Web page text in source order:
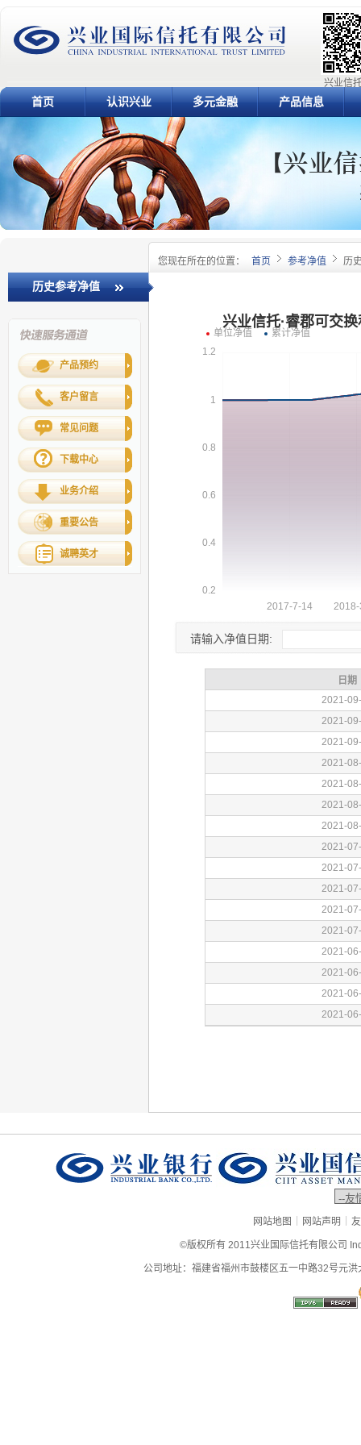
兴业信
首页 认识兴业 多元金融 产品信息
您现在所在的位置： 首页 参考净值 历
历史参考净值
产品预约
客户留言
常见问题
下载中心
业务介绍
重要公告
诚聘英才
请输入净值日期:
网站地图 | 网站声明 |
©版权所有 2011兴业国际信托有限公司
公司地址：福建省福州市鼓楼区五一中路32号元